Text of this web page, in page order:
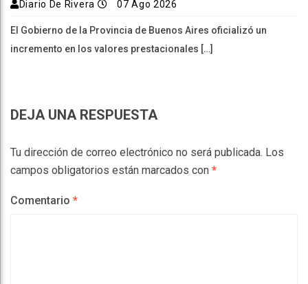
Diario De Rivera 07 Ago 2026
El Gobierno de la Provincia de Buenos Aires oficializó un
incremento en los valores prestacionales […]
DEJA UNA RESPUESTA
Tu dirección de correo electrónico no será publicada. Los
campos obligatorios están marcados con *
Comentario *